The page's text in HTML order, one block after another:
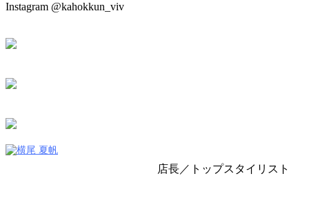
Instagram @kahokkun_viv
店長／トップスタイリスト